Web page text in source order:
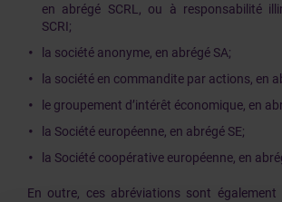
en abrégé SCRL, ou à responsabilité
SCRI;
la société anonyme, en abrégé SA;
la société en commandite par actions, en
le groupement d’intérêt économique, en
la Société européenne, en abrégé SE;
la Société coopérative européenne, en
En outre, ces abréviations sont